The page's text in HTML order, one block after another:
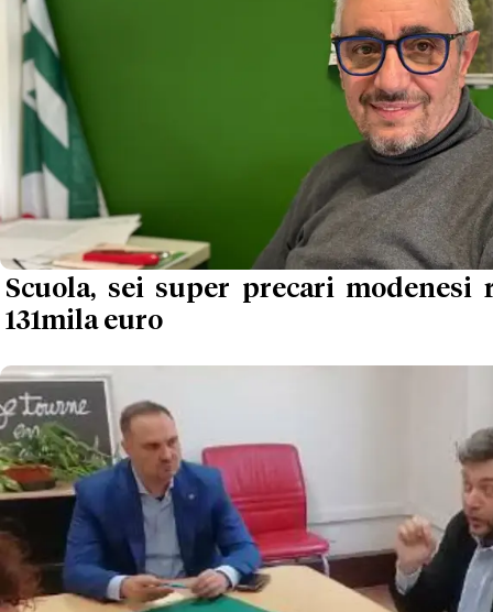
Scuola, sei super precari modenesi
131mila euro